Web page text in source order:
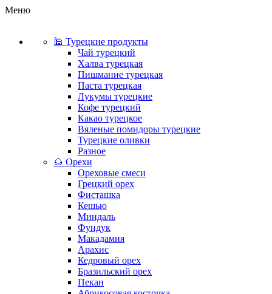
Меню
🕌 Турецкие продукты
Чай турецкий
Халва турецкая
Пишмание турецкая
Паста турецкая
Лукумы турецкие
Кофе турецкий
Какао турецкое
Вяленые помидоры турецкие
Турецкие оливки
Разное
🌰 Орехи
Ореховые смеси
Грецкий орех
Фисташка
Кешью
Миндаль
Фундук
Макадамия
Арахис
Кедровый орех
Бразильский орех
Пекан